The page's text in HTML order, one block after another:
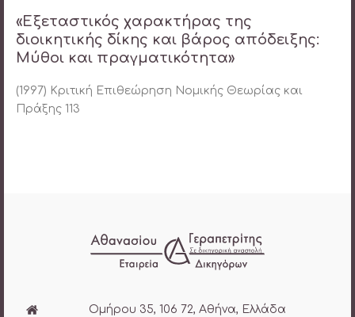
«Εξεταστικός χαρακτήρας της
διοικητικής δίκης και βάρος απόδειξης:
Μύθοι και πραγματικότητα»
(1997) Κριτική Επιθεώρηση Νομικής Θεωρίας και
Πράξης 113
Ομήρου 35, 106 72, Αθήνα, Ελλάδα